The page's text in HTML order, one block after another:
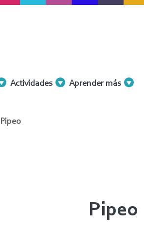
Actividades Aprender más
Pipeo
Pipeo